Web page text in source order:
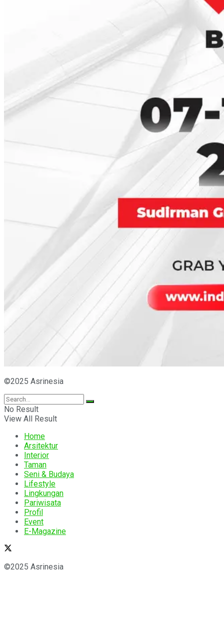
©2025 Asrinesia
No Result
View All Result
Home
Arsitektur
Interior
Taman
Seni & Budaya
Lifestyle
Lingkungan
Pariwisata
Profil
Event
E-Magazine
©2025 Asrinesia